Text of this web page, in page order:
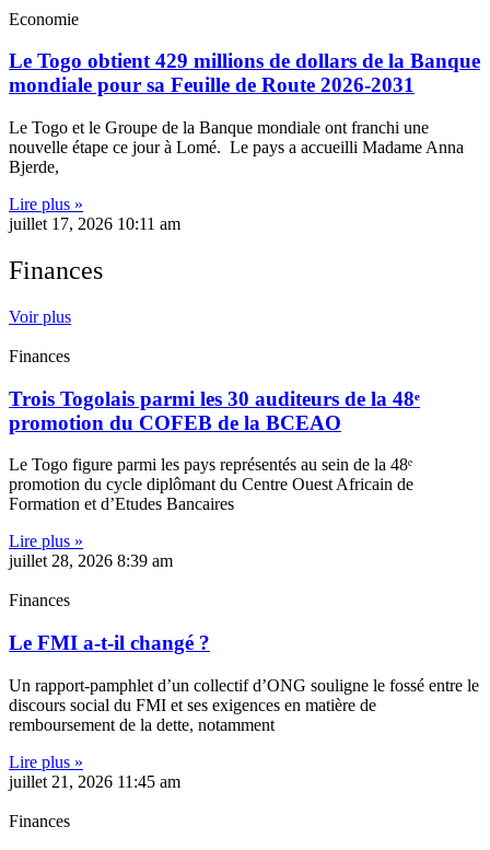
Economie
Le Togo obtient 429 millions de dollars de la Banque
mondiale pour sa Feuille de Route 2026-2031
Le Togo et le Groupe de la Banque mondiale ont franchi une
nouvelle étape ce jour à Lomé. Le pays a accueilli Madame Anna
Bjerde,
Lire plus »
juillet 17, 2026 10:11 am
Finances
Voir plus
Finances
Trois Togolais parmi les 30 auditeurs de la 48ᵉ
promotion du COFEB de la BCEAO
Le Togo figure parmi les pays représentés au sein de la 48ᵉ
promotion du cycle diplômant du Centre Ouest Africain de
Formation et d’Etudes Bancaires
Lire plus »
juillet 28, 2026 8:39 am
Finances
Le FMI a-t-il changé ?
Un rapport-pamphlet d’un collectif d’ONG souligne le fossé entre le
discours social du FMI et ses exigences en matière de
remboursement de la dette, notamment
Lire plus »
juillet 21, 2026 11:45 am
Finances